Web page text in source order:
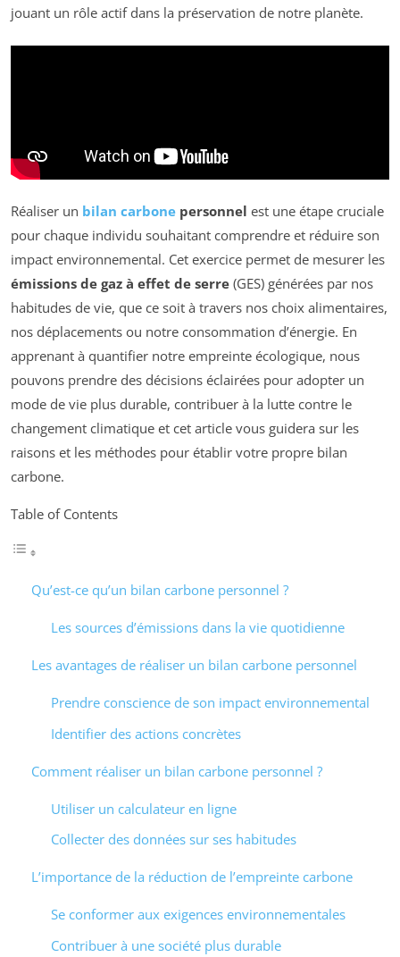
jouant un rôle actif dans la préservation de notre planète.
Réaliser un bilan carbone personnel est une étape cruciale
pour chaque individu souhaitant comprendre et réduire son
impact environnemental. Cet exercice permet de mesurer les
émissions de gaz à effet de serre (GES) générées par nos
habitudes de vie, que ce soit à travers nos choix alimentaires,
nos déplacements ou notre consommation d’énergie. En
apprenant à quantifier notre empreinte écologique, nous
pouvons prendre des décisions éclairées pour adopter un
mode de vie plus durable, contribuer à la lutte contre le
changement climatique et cet article vous guidera sur les
raisons et les méthodes pour établir votre propre bilan
carbone.
Table of Contents
Qu’est-ce qu’un bilan carbone personnel ?
Les sources d’émissions dans la vie quotidienne
Les avantages de réaliser un bilan carbone personnel
Prendre conscience de son impact environnemental
Identifier des actions concrètes
Comment réaliser un bilan carbone personnel ?
Utiliser un calculateur en ligne
Collecter des données sur ses habitudes
L’importance de la réduction de l’empreinte carbone
Se conformer aux exigences environnementales
Contribuer à une société plus durable